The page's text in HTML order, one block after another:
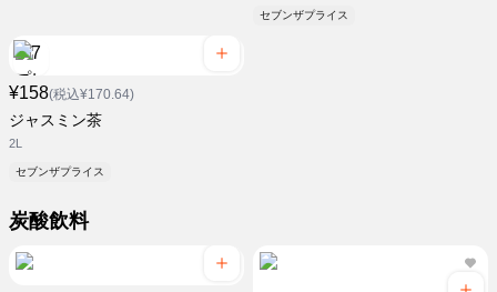
セブンザプライス
¥158(税込¥170.64)
ジャスミン茶
2L
セブンザプライス
炭酸飲料